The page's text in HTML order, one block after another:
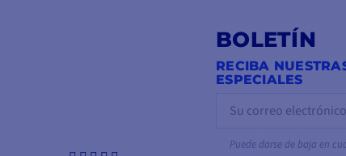
BOLETÍN
RECIBA
ESPECIALES
Puede darse de baja en